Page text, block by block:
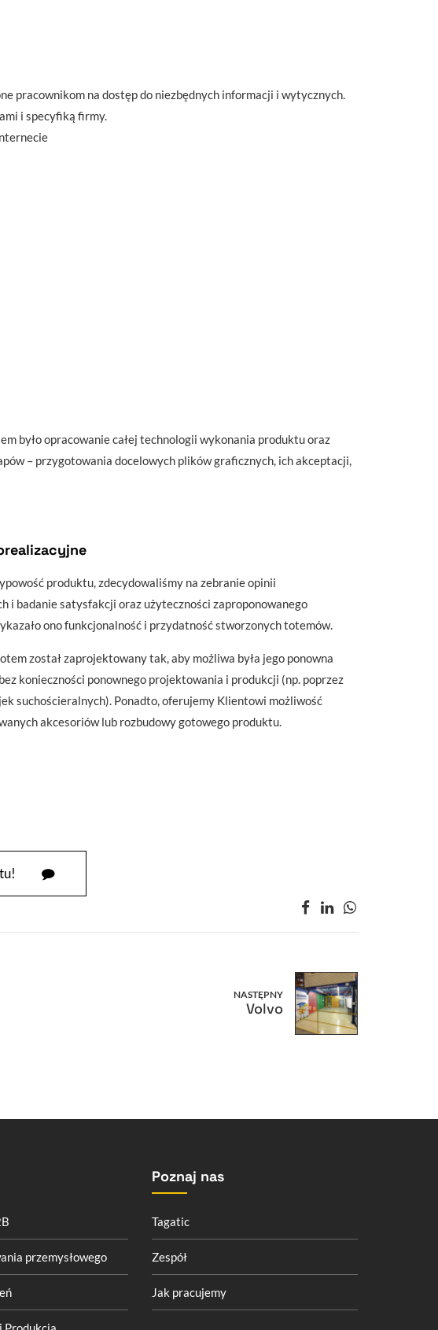
pracownikom na dostęp do niezbędnych informacji i wytycznych.
i specyfiką firmy.
było opracowanie całej technologii wykonania produktu oraz
– przygotowania docelowych plików graficznych, ich akceptacji,
produktu, zdecydowaliśmy na zebranie opinii
i badanie satysfakcji oraz użyteczności zaproponowanego
ono funkcjonalność i przydatność stworzonych totemów.
został zaprojektowany tak, aby możliwa była jego ponowna
konieczności ponownego projektowania i produkcji (np. poprzez
suchościeralnych). Ponadto, oferujemy Klientowi możliwość
akcesoriów lub rozbudowy gotowego produktu.
NASTĘPNY
Volvo
przemysłowego
Poznaj nas
Tagatic
Zespół
Jak pracujemy